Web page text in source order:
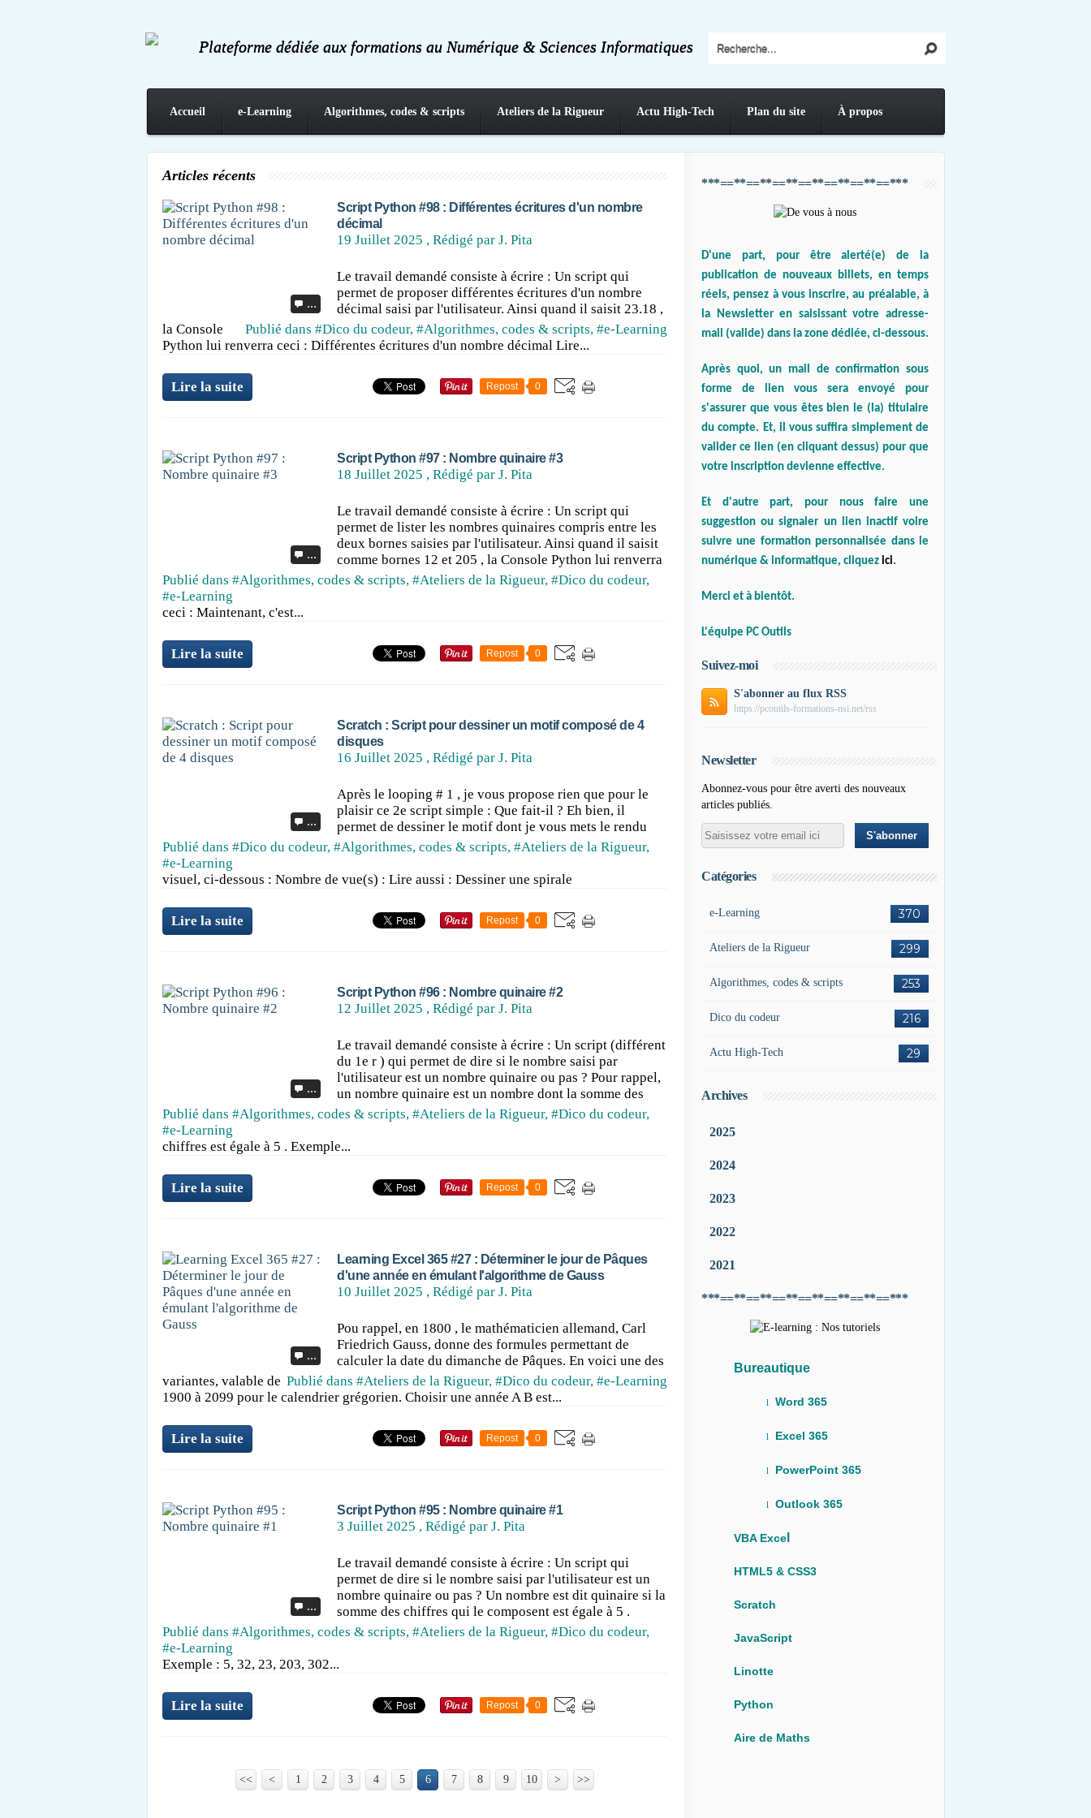
Plateforme dédiée aux formations au Numérique & Sciences Informatiques
Accueil e-Learning Algorithmes, codes & scripts Ateliers de la Rigueur Actu High-Tech Plan du site À propos
Articles récents
…
Script Python #98 : Différentes écritures d'un nombre
décimal
19 Juillet 2025 , Rédigé par J. Pita
Publié dans #Dico du codeur, #Algorithmes, codes & scripts, #e-Learning
Le travail demandé consiste à écrire : Un script qui
permet de proposer différentes écritures d'un nombre
décimal saisi par l'utilisateur. Ainsi quand il saisit 23.18 ,
la Console
Python lui renverra ceci : Différentes écritures d'un nombre décimal Lire...
Lire la suite Repost 0
…
Script Python #97 : Nombre quinaire #3
18 Juillet 2025 , Rédigé par J. Pita
Publié dans #Algorithmes, codes & scripts, #Ateliers de la Rigueur, #Dico du codeur,
#e-Learning
Le travail demandé consiste à écrire : Un script qui
permet de lister les nombres quinaires compris entre les
deux bornes saisies par l'utilisateur. Ainsi quand il saisit
comme bornes 12 et 205 , la Console Python lui renverra
ceci : Maintenant, c'est...
Lire la suite Repost 0
…
Scratch : Script pour dessiner un motif composé de 4
disques
16 Juillet 2025 , Rédigé par J. Pita
Publié dans #Dico du codeur, #Algorithmes, codes & scripts, #Ateliers de la Rigueur,
#e-Learning
Après le looping # 1 , je vous propose rien que pour le
plaisir ce 2e script simple : Que fait-il ? Eh bien, il
permet de dessiner le motif dont je vous mets le rendu
visuel, ci-dessous : Nombre de vue(s) : Lire aussi : Dessiner une spirale
Lire la suite Repost 0
…
Script Python #96 : Nombre quinaire #2
12 Juillet 2025 , Rédigé par J. Pita
Publié dans #Algorithmes, codes & scripts, #Ateliers de la Rigueur, #Dico du codeur,
#e-Learning
Le travail demandé consiste à écrire : Un script (différent
du 1e r ) qui permet de dire si le nombre saisi par
l'utilisateur est un nombre quinaire ou pas ? Pour rappel,
un nombre quinaire est un nombre dont la somme des
chiffres est égale à 5 . Exemple...
Lire la suite Repost 0
…
Learning Excel 365 #27 : Déterminer le jour de Pâques
d'une année en émulant l'algorithme de Gauss
10 Juillet 2025 , Rédigé par J. Pita
Publié dans #Ateliers de la Rigueur, #Dico du codeur, #e-Learning
Pou rappel, en 1800 , le mathématicien allemand, Carl
Friedrich Gauss, donne des formules permettant de
calculer la date du dimanche de Pâques. En voici une des
variantes, valable de
1900 à 2099 pour le calendrier grégorien. Choisir une année A B est...
Lire la suite Repost 0
…
Script Python #95 : Nombre quinaire #1
3 Juillet 2025 , Rédigé par J. Pita
Publié dans #Algorithmes, codes & scripts, #Ateliers de la Rigueur, #Dico du codeur,
#e-Learning
Le travail demandé consiste à écrire : Un script qui
permet de dire si le nombre saisi par l'utilisateur est un
nombre quinaire ou pas ? Un nombre est dit quinaire si la
somme des chiffres qui le composent est égale à 5 .
Exemple : 5, 32, 23, 203, 302...
Lire la suite Repost 0
<< < 1 2 3 4 5 6 7 8 9 10 20
30
40
50
60
> >>
***==**==**==**==**==**==**==***
D'une part, pour être alerté(e) de la
publication de nouveaux billets, en temps
réels, pensez à vous inscrire, au préalable, à
la Newsletter en saisissant votre adresse-
mail (valide) dans la zone dédiée, ci-dessous.
Après quoi, un mail de confirmation sous
forme de lien vous sera envoyé pour
s'assurer que vous êtes bien le (la) titulaire
du compte. Et, il vous suffira simplement de
valider ce lien (en cliquant dessus) pour que
votre inscription devienne effective.
Et d'autre part, pour nous faire une
suggestion ou signaler un lien inactif voire
suivre une formation personnalisée dans le
numérique & informatique, cliquez ici.
Merci et à bientôt.
L'équipe PC Outils
Suivez-moi
S'abonner au flux RSS
https://pcoutils-formations-nsi.net/rss
Newsletter
Abonnez-vous pour être averti des nouveaux
articles publiés.
Catégories
370
e-Learning
299
Ateliers de la Rigueur
253
Algorithmes, codes & scripts
216
Dico du codeur
29
Actu High-Tech
Archives
2025
2024
2023
2022
2021
***==**==**==**==**==**==**==***
Bureautique
l Word 365
l Excel 365
l PowerPoint 365
l Outlook 365
VBA Exce
HTML5 & CSS3
Scratch
JavaScript
Linotte
Python
Aire de Maths